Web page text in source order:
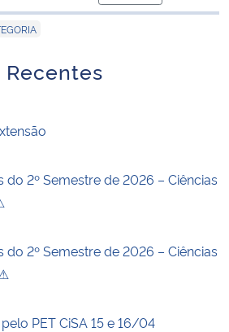
Regional
para área de
2º Semestre de 2026 – Ciências
2º Semestre de 2026 – Ciências
PET CiSA 15 e 16/04